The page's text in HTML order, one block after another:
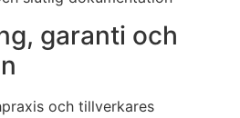
garanti och
och tillverkares